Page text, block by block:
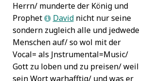
Herrn/ munderte der König und
Prophet L Davidnicht nur seine
sondern zugleich alle und jedwede
Menschen auf/ so wol mit der
Vocal= als Jnstrumental=Music/
Gott zu loben und zu preisen/ weil
sein Wort warhafftig/ und was er